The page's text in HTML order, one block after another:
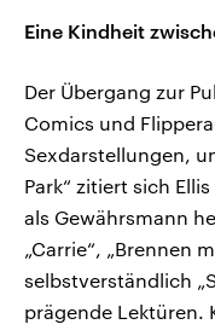
Eine Kindheit
Der Übergang zur
Comics und
Sexdarstellungen,
Park“ zitiert sich
als Gewährsmann
„Carrie“, „Brennen
selbstverständlich
prägende Lektüren.